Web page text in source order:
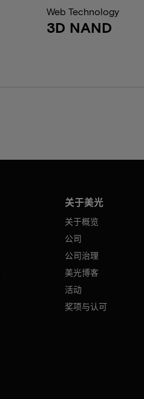
Web Technology
3D NAND
关于美光
关于概览
公司
公司治理
美光博客
活动
奖项与认可